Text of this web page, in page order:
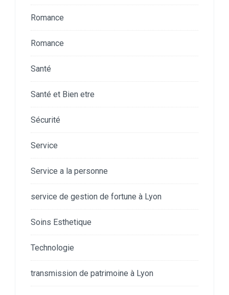
Romance
Romance
Santé
Santé et Bien etre
Sécurité
Service
Service a la personne
service de gestion de fortune à Lyon
Soins Esthetique
Technologie
transmission de patrimoine à Lyon